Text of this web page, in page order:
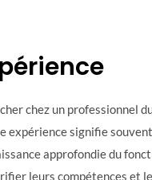
chez un professionnel
expérience signifie
approfondie du
leurs compétences et